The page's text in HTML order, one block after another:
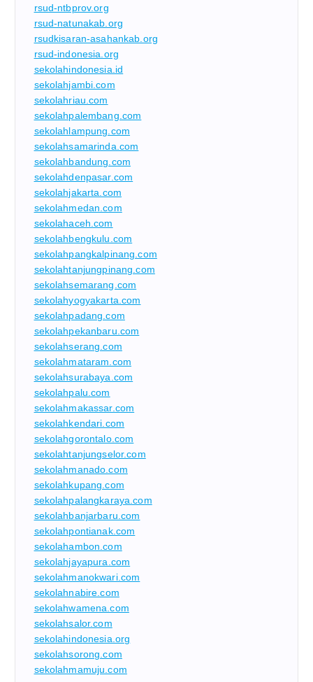
rsud-ntbprov.org
rsud-natunakab.org
rsudkisaran-asahankab.org
rsud-indonesia.org
sekolahindonesia.id
sekolahjambi.com
sekolahriau.com
sekolahpalembang.com
sekolahlampung.com
sekolahsamarinda.com
sekolahbandung.com
sekolahdenpasar.com
sekolahjakarta.com
sekolahmedan.com
sekolahaceh.com
sekolahbengkulu.com
sekolahpangkalpinang.com
sekolahtanjungpinang.com
sekolahsemarang.com
sekolahyogyakarta.com
sekolahpadang.com
sekolahpekanbaru.com
sekolahserang.com
sekolahmataram.com
sekolahsurabaya.com
sekolahpalu.com
sekolahmakassar.com
sekolahkendari.com
sekolahgorontalo.com
sekolahtanjungselor.com
sekolahmanado.com
sekolahkupang.com
sekolahpalangkaraya.com
sekolahbanjarbaru.com
sekolahpontianak.com
sekolahambon.com
sekolahjayapura.com
sekolahmanokwari.com
sekolahnabire.com
sekolahwamena.com
sekolahsalor.com
sekolahindonesia.org
sekolahsorong.com
sekolahmamuju.com